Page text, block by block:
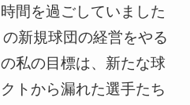
間を過ごしていました
新規球団の経営をやる
私の目標は、新たな球
トから漏れた選手たち